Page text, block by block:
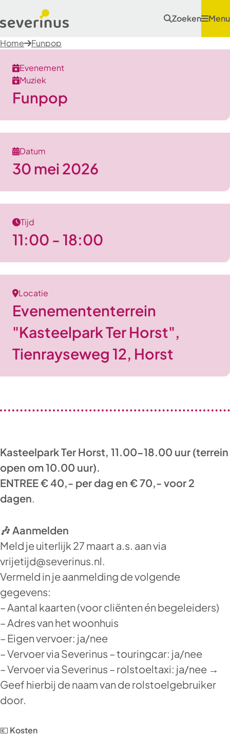
Zoeken Menu
Home Funpop
Evenement
Muziek
Funpop
Datum
30 mei 2026
Tijd
11:00 - 18:00
Locatie
Evenemententerrein
"Kasteelpark Ter Horst",
Tienrayseweg 12, Horst
Kasteelpark Ter Horst, 11.00-18.00 uur (terrein
open om 10.00 uur).
ENTREE € 40,- per dag en € 70,- voor 2
dagen.
🎶 Aanmelden
Meld je uiterlijk 27 maart a.s. aan via
vrijetijd@severinus.nl.
Vermeld in je aanmelding de volgende
gegevens:
– Aantal kaarten (voor cliënten én begeleiders)
– Adres van het woonhuis
– Eigen vervoer: ja/nee
– Vervoer via Severinus – touringcar: ja/nee
– Vervoer via Severinus – rolstoeltaxi: ja/nee →
Geef hierbij de naam van de rolstoelgebruiker
door.
💶 Kosten